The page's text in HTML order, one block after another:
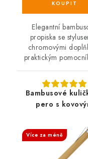
Elegantní
propiska se
chromovými
praktickým
Bambusové
pero s
Více za méně